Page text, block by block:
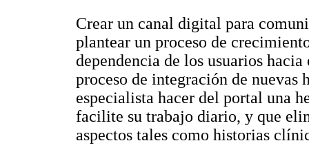
Crear un canal digital para
plantear un proceso de
dependencia de los usuarios
proceso de integración de
especialista hacer del portal una
facilite su trabajo diario, y que
aspectos tales como historias